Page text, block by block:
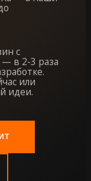
с
— в 2-3 раза
или
идеи.